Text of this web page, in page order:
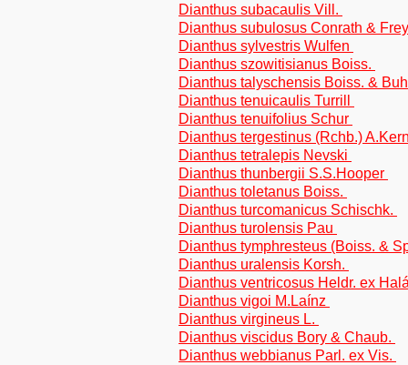
Dianthus subacaulis Vill.
Dianthus subulosus Conrath &
Dianthus sylvestris Wulfen
Dianthus szowitisianus Boiss.
Dianthus talyschensis Boiss. &
Dianthus tenuicaulis Turrill
Dianthus tenuifolius Schur
Dianthus tergestinus (Rchb.)
Dianthus tetralepis Nevski
Dianthus thunbergii S.S.Hooper
Dianthus toletanus Boiss.
Dianthus turcomanicus Schischk.
Dianthus turolensis Pau
Dianthus tymphresteus (Boiss. &
Dianthus uralensis Korsh.
Dianthus ventricosus Heldr. ex
Dianthus vigoi M.Laínz
Dianthus virgineus L.
Dianthus viscidus Bory & Chaub.
Dianthus webbianus Parl. ex Vis.